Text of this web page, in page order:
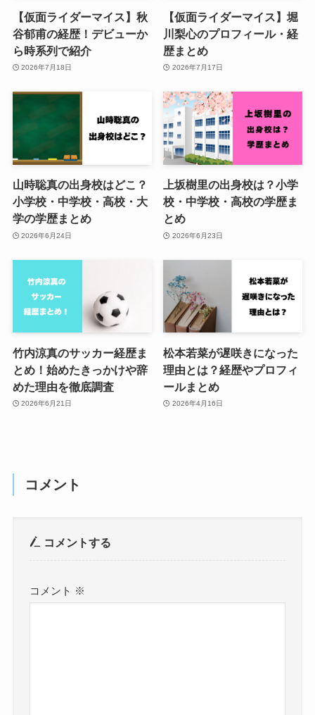
【仮面ライダーマイス】秋
谷郁甫の経歴！デビューか
ら時系列で紹介
2026年7月18日
【仮面ライダーマイス】堀
川梨心のプロフィール・経
歴まとめ
2026年7月17日
山時聡真の出身校はどこ？
小学校・中学校・高校・大
学の学歴まとめ
2026年6月24日
上坂樹里の出身校は？小学
校・中学校・高校の学歴ま
とめ
2026年6月23日
竹内涼真のサッカー経歴ま
とめ！始めたきっかけや辞
めた理由を徹底調査
2026年6月21日
松本若菜が遅咲きになった
理由とは？経歴やプロフィ
ールまとめ
2026年4月16日
コメント
コメントする
コメント ※